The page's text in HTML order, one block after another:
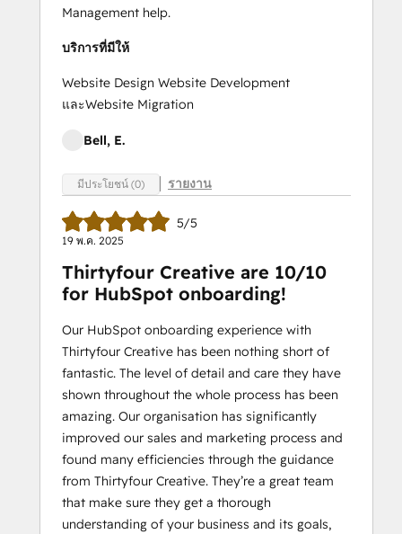
Management help.
บริการที่มีให้
Website Design Website Development
และWebsite Migration
Bell, E.
มีประโยชน์ (0) รายงาน
5/5
19 พ.ค. 2025
Thirtyfour Creative are 10/10
for HubSpot onboarding!
Our HubSpot onboarding experience with
Thirtyfour Creative has been nothing short of
fantastic. The level of detail and care they have
shown throughout the whole process has been
amazing. Our organisation has significantly
improved our sales and marketing process and
found many efficiencies through the guidance
from Thirtyfour Creative. They’re a great team
that make sure they get a thorough
understanding of your business and its goals,